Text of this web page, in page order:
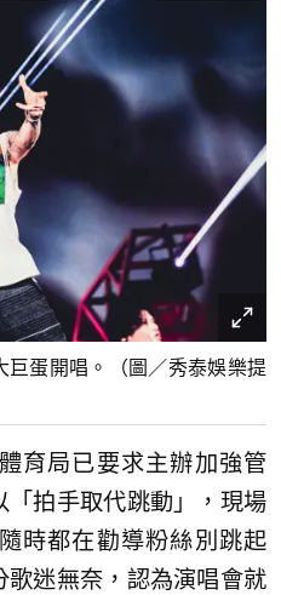
蛋開唱。（圖／秀泰娛樂提
育局已要求主辦加強管
拍手取代跳動」，現場
時都在勸導粉絲別跳起
歌迷無奈，認為演唱會就